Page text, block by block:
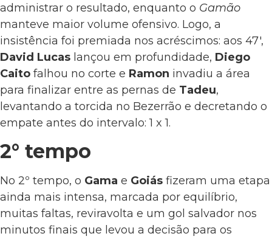
administrar o resultado, enquanto o Gamão
manteve maior volume ofensivo. Logo, a
insistência foi premiada nos acréscimos: aos 47′,
David Lucas lançou em profundidade, Diego
Caito falhou no corte e Ramon invadiu a área
para finalizar entre as pernas de Tadeu,
levantando a torcida no Bezerrão e decretando o
empate antes do intervalo: 1 x 1.
2° tempo
No 2º tempo, o Gama e Goiás fizeram uma etapa
ainda mais intensa, marcada por equilíbrio,
muitas faltas, reviravolta e um gol salvador nos
minutos finais que levou a decisão para os